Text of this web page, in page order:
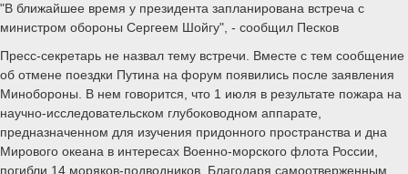
"В ближайшее время у президента запланирована встреча с
министром обороны Сергеем Шойгу", - сообщил Песков
Пресс-секретарь не назвал тему встречи. Вместе с тем сообщение
об отмене поездки Путина на форум появились после заявления
Минобороны. В нем говорится, что 1 июля в результате пожара на
научно-исследовательском глубоководном аппарате,
предназначенном для изучения придонного пространства и дна
Мирового океана в интересах Военно-морского флота России,
погибли 14 моряков-подводников. Благодаря самоотверженным